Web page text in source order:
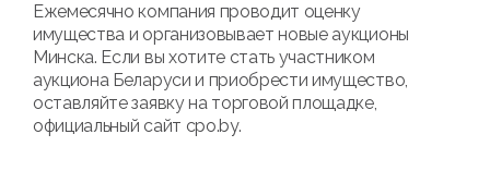
Ежемесячно компания проводит оценку
имущества и организовывает новые аукционы
Минска. Если вы хотите стать участником
аукциона Беларуси и приобрести имущество,
оставляйте заявку на торговой площадке,
официальный сайт cpo.by.